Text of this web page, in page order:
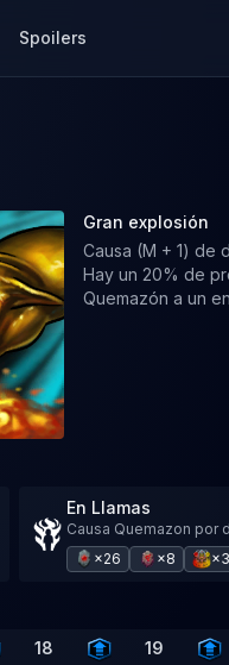
Spoilers
Gran explosión
Causa (M + 1) de
Hay un 20% de
Quemazón a un
En Llamas
Causa Quemazon por
×26
×8 ×3
18 19